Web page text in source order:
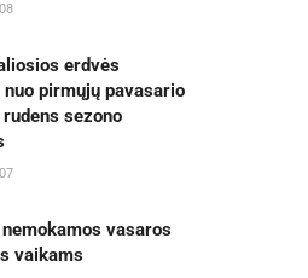
erdvės
pirmųjų pavasario
sezono
vasaros
vaikams